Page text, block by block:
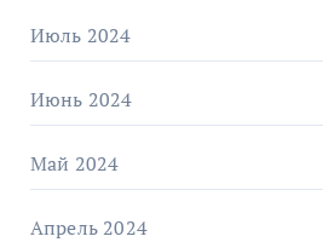
Июль 2024
Июнь 2024
Май 2024
Апрель 2024